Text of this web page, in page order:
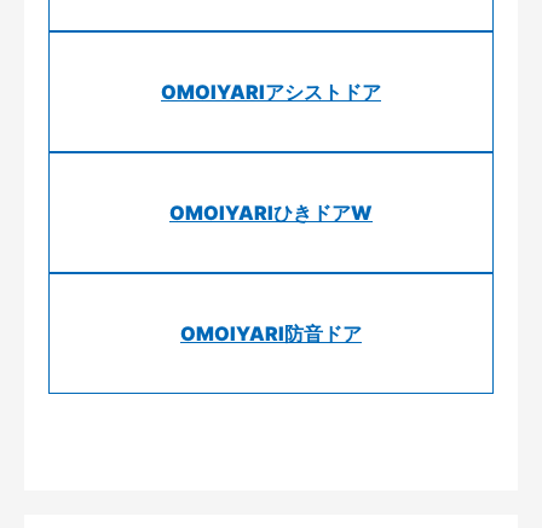
OMOIYARIアシストドア
OMOIYARIひきドアW
OMOIYARI防音ドア